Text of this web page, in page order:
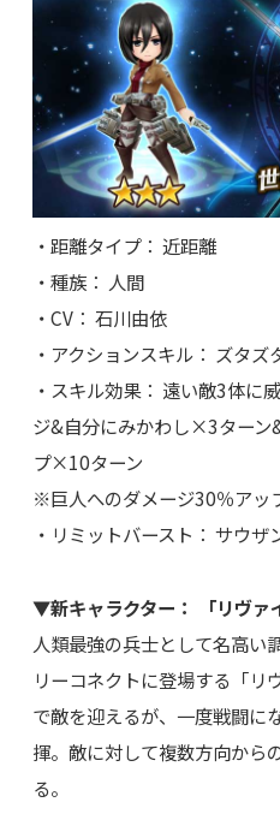
・距離タイプ： 近距離
・種族： 人間
・CV： 石川由依
・アクションスキル： ズタズ
・スキル効果： 遠い敵3体に
ジ&自分にみかわし×3ターン
プ×10ターン
※巨人へのダメージ30％アッ
・リミットバースト： サウザ
▼新キャラクター： 「リヴァ
人類最強の兵士として名高い
リーコネクトに登場する「リ
で敵を迎えるが、一度戦闘に
揮。敵に対して複数方向から
る。